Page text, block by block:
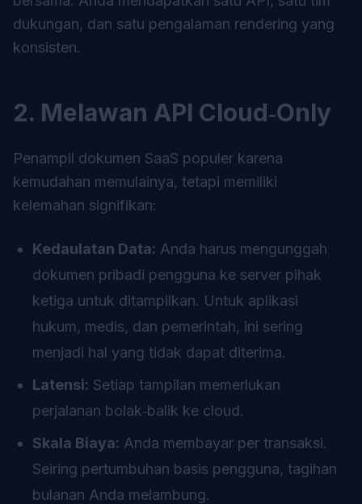
dukungan, dan satu pengalaman rendering yang
konsisten.
2. Melawan API Cloud‑Only
Penampil dokumen SaaS populer karena
kemudahan memulainya, tetapi memiliki
kelemahan signifikan:
Kedaulatan Data: Anda harus mengunggah
dokumen pribadi pengguna ke server pihak
ketiga untuk ditampilkan. Untuk aplikasi
hukum, medis, dan pemerintah, ini sering
menjadi hal yang tidak dapat diterima.
Latensi: Setiap tampilan memerlukan
perjalanan bolak‑balik ke cloud.
Skala Biaya: Anda membayar per transaksi.
Seiring pertumbuhan basis pengguna, tagihan
bulanan Anda melambung.